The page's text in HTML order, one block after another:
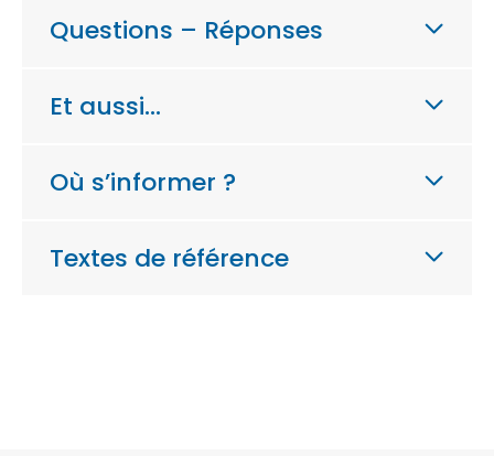
Questions – Réponses
Et aussi…
Où s’informer ?
Textes de référence